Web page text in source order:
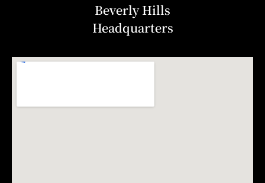
Beverly Hills
Headquarters